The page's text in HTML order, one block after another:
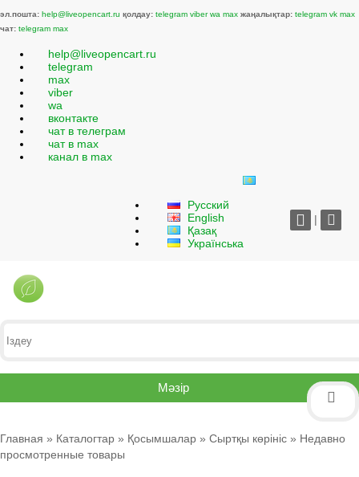
эл.пошта: help@liveopencart.ru қолдау: telegram viber wa max жаңалықтар: telegram vk max
чат: telegram max
help@liveopencart.ru
telegram
max
viber
wa
вконтакте
чат в телеграм
чат в max
канал в max
Русский
English
Қазақ
Українська
|
Мәзір
Главная » Каталогтар » Қосымшалар » Сыртқы көрініс » Недавно
просмотренные товары